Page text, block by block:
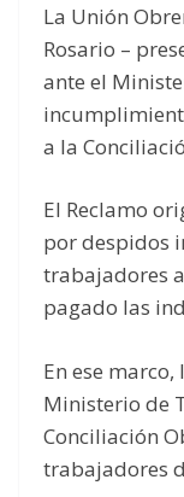
La Unión
Rosario –
ante el
a la
El Reclamo
por despidos
trabajadores
pagado las
En ese
Ministerio de
Conciliación
trabajadores